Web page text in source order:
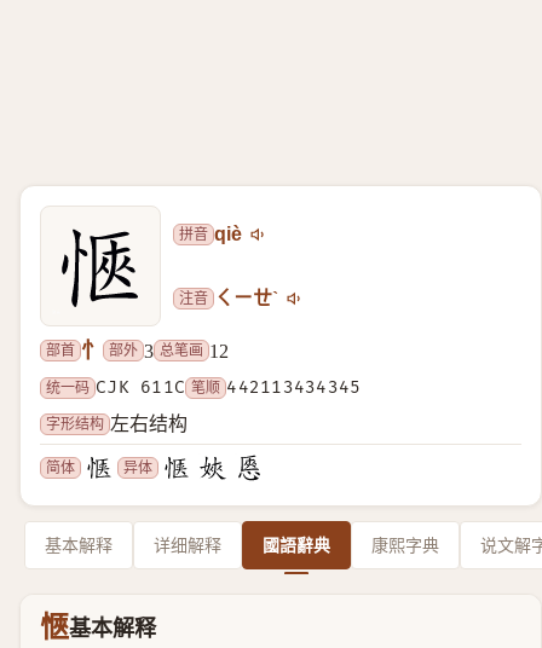
拼音 qiè
注音 ㄑㄧㄝˋ
部首 忄 部外 3 总笔画 12
统一码 CJK 611C 笔顺 442113434345
字形结构 左右结构
简体 异体
基本解释 详细解释 國語辭典 康熙字典 说文解
愜基本解释